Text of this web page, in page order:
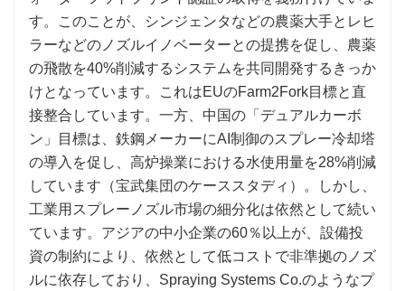
す。このことが、シンジェンタなどの農薬大手とレヒ
ラーなどのノズルイノベーターとの提携を促し、農薬
の飛散を40%削減するシステムを共同開発するきっか
けとなっています。これはEUのFarm2Fork目標と直
接整合しています。一方、中国の「デュアルカーボ
ン」目標は、鉄鋼メーカーにAI制御のスプレー冷却塔
の導入を促し、高炉操業における水使用量を28%削減
しています（宝武集団のケーススタディ）。しかし、
工業用スプレーノズル市場の細分化は依然として続い
ています。アジアの中小企業の60％以上が、設備投
資の制約により、依然として低コストで非準拠のノズ
ルに依存しており、Spraying Systems Co.のようなプ